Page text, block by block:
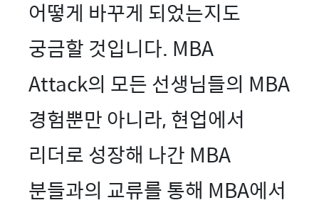
어떻게 바꾸게 되었는지도
궁금할 것입니다. MBA
Attack의 모든 선생님들의 MBA
경험뿐만 아니라, 현업에서
리더로 성장해 나간 MBA
분들과의 교류를 통해 MBA에서